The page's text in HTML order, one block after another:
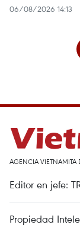
06/08/2026 14:13
AGENCIA VIETNAMITA
Editor en jefe:
Propiedad